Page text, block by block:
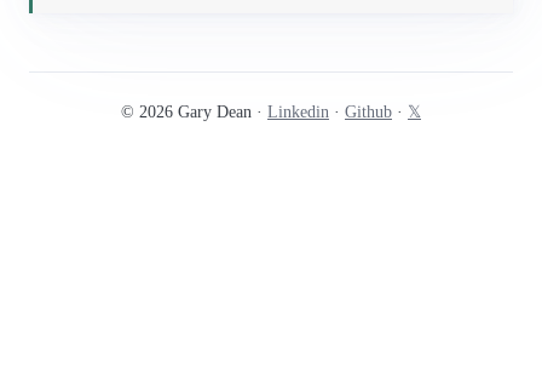
© 2026 Gary Dean · Linkedin · Github · 𝕏